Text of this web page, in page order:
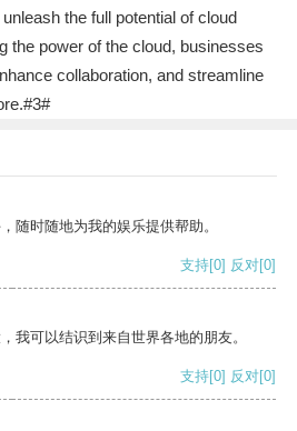
the full potential of cloud
the power of the cloud, businesses
collaboration, and streamline
随时随地为我的娱乐提供帮助。
支持[0] 反对[0]
我可以结识到来自世界各地的朋友。
支持[0] 反对[0]